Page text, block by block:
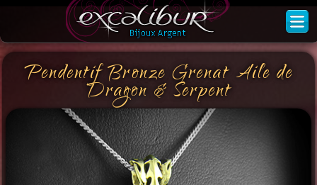
Pendentif Bronze Grenat Aile de
Dragon & Serpent